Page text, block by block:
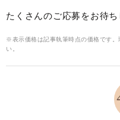
たくさんのご応募をお待ち
※表示価格は記事執筆時点の価格です。
い。